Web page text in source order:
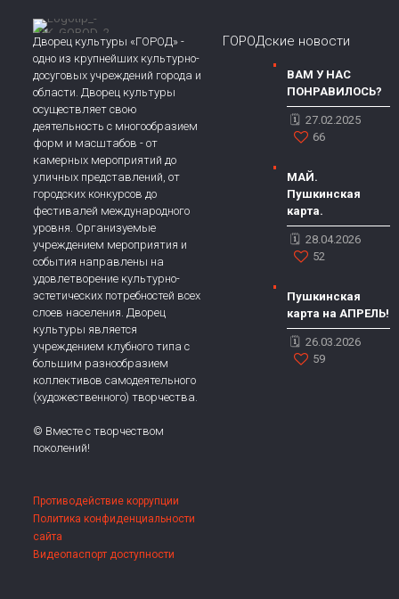
Дворец культуры «ГОРОД» -
одно из крупнейших культурно-
досуговых учреждений города и
области. Дворец культуры
осуществляет свою
деятельность с многообразием
форм и масштабов - от
камерных мероприятий до
уличных представлений, от
городских конкурсов до
фестивалей международного
уровня. Организуемые
учреждением мероприятия и
события направлены на
удовлетворение культурно-
эстетических потребностей всех
слоев населения. Дворец
культуры является
учреждением клубного типа с
большим разнообразием
коллективов самодеятельного
(художественного) творчества.
© Вместе с творчеством
поколений!
Противодействие коррупции
Политика конфиденциальности
сайта
Видеопаспорт доступности
ГОРОДские новости
ВАМ У НАС
ПОНРАВИЛОСЬ?
27.02.2025
66
МАЙ.
Пушкинская
карта.
28.04.2026
52
Пушкинская
карта на АПРЕЛЬ!
26.03.2026
59